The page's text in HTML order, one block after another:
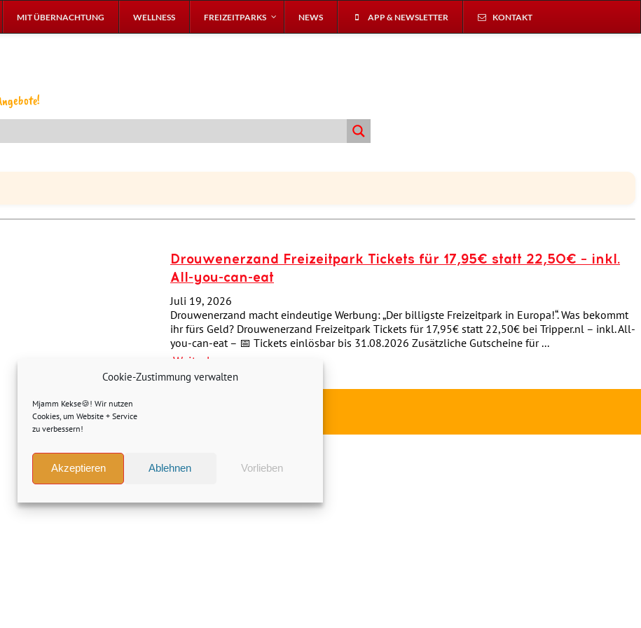
Cookie-Zustimmung verwalten
Mjamm Kekse🍪! Wir nutzen
Cookies, um Website + Service
zu verbessern!
Akzeptieren Ablehnen Vorlieben
MIT ÜBERNACHTUNG WELLNESS FREIZEITPARKS NEWS APP & NEWSLETTER KONTAKT
Drouwenerzand Freizeitpark Tickets für 17,95€ statt 22,50€ – inkl.
All-you-can-eat
Juli 19, 2026
Drouwenerzand macht eindeutige Werbung: „Der billigste Freizeitpark in Europa!“. Was bekommt
ihr fürs Geld? Drouwenerzand Freizeitpark Tickets für 17,95€ statt 22,50€ bei Tripper.nl – inkl. All-
you-can-eat – 📅 Tickets einlösbar bis 31.08.2026 Zusätzliche Gutscheine für ...
Weiterlesen »